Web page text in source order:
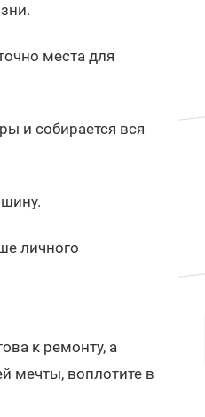
места для
и собирается вся
личного
к ремонту, а
мечты, воплотите в